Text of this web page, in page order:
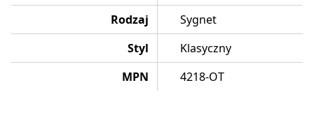
Rodzaj
Sygnet
Styl
Klasyczny
MPN
4218-OT